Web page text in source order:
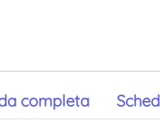
completa